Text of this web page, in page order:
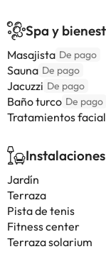
Spa y
Masajista De pago
Sauna De pago
Jacuzzi De pago
Baño turco De pago
Tratamientos
Instalaciones
Jardín
Terraza
Pista de tenis
Fitness center
Terraza solarium